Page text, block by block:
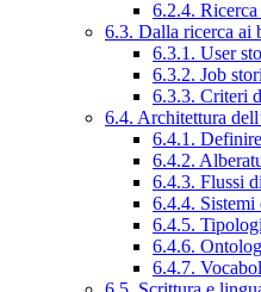
6.2.4.
6.3. Dalla ricerca ai
6.3.1. User
6.3.2. Job
6.3.3. Criteri
6.4. Architettura
6.4.1.
6.4.2.
6.4.3. Flussi
6.4.4.
6.4.5.
6.4.6.
6.4.7.